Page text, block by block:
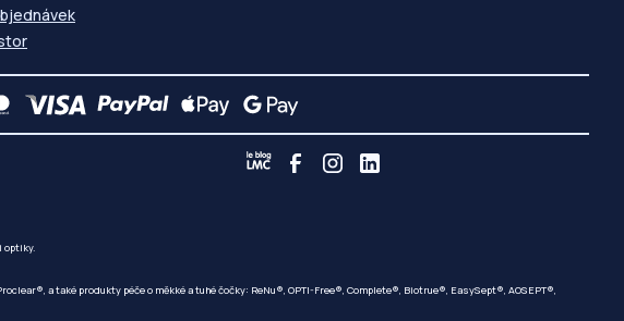
optiky.
a také produkty péče o měkké a tuhé čočky: ReNu®, OPTI-Free®, Complete®, Biotrue®, EasySept®, AOSEPT®,